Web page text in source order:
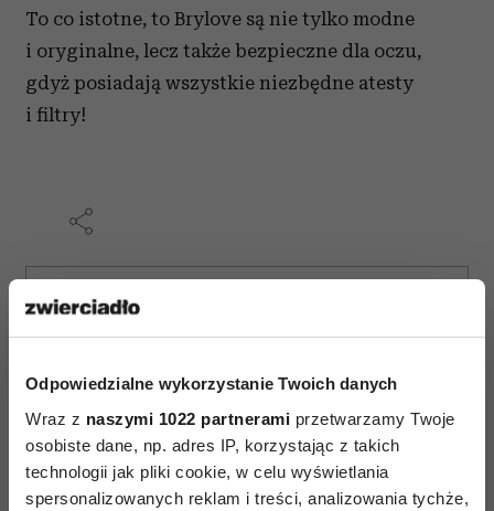
Odpowiedzialne wykorzystanie Twoich danych
Wraz z naszymi 1022 partnerami przetwarzamy Twoje
osobiste dane, np. adres IP, korzystając z takich
technologii jak pliki cookie, w celu wyświetlania
spersonalizowanych reklam i treści, analizowania tychże,
To co istotne, to Brylove są nie tylko modne
i oryginalne, lecz także bezpieczne dla oczu,
gdyż posiadają wszystkie niezbędne atesty
i filtry!